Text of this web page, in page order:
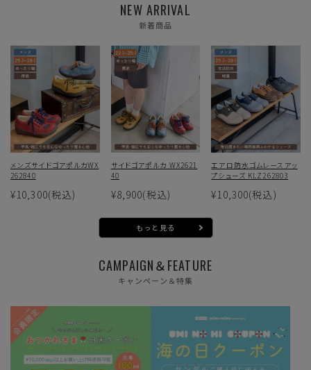
NEW ARRIVAL
新着商品
メンズサイドゴアポルカWX
262840
¥10,300(税込)
サイドゴアポルカ WX2621
40
¥8,900(税込)
エアロ防水ゴムレースアッ
プシューズ KLZ262803
¥10,300(税込)
もっと見る
CAMPAIGN＆FEATURE
キャンペーン＆特集